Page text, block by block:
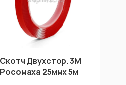
Скотч Двухстор. 3М
Росомаха 25ммх 5м